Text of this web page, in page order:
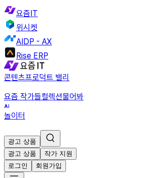
요즘IT
위시켓
AIDP - AX
Rise ERP
콘텐츠프로덕트 밸리
요즘 작가들컬렉션물어봐
놀이터
광고 상품
광고 상품
작가 지원
로그인
회원가입